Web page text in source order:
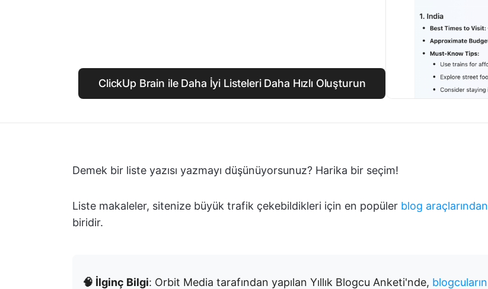
ClickUp Brain ile Daha İyi Listeleri Daha Hızlı Oluşturun
Demek bir liste yazısı yazmayı düşünüyorsunuz? Harika bir seçim!
Liste makaleler, sitenize büyük trafik çekebildikleri için en popüler blog araçlarından
biridir.
🧠 İlginç Bilgi: Orbit Media tarafından yapılan Yıllık Blogcu Anketi'nde, blogcuların